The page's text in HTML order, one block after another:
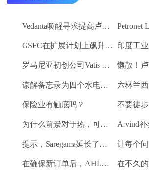
Vedanta唤醒寻求提高卢比。25-30亿卢比
GSFC在扩展计划上飙升2％
罗马尼亚初创公司Vatis Tech为其人工智能在线语音识别平台筹集了20万欧元
谅解备忘录为四个水电项目的发展，总容量为293兆瓦
保险业有触底吗？
为什么前景对于热，可再生和石油和天然气项目稳定？
提示，Saregama延长了强大的卷
在确保新订单后，AHLUWALIA合同率获3％